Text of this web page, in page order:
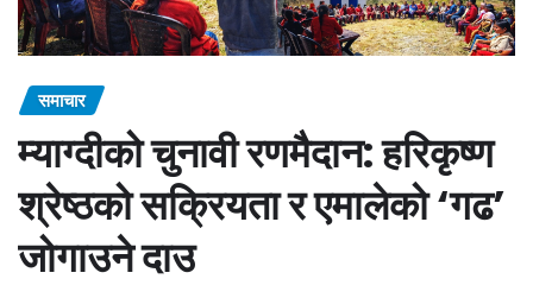
समाचार
म्याग्दीको चुनावी रणमैदान: हरिकृष्ण
श्रेष्ठको सक्रियता र एमालेको ‘गढ’
जोगाउने दाउ